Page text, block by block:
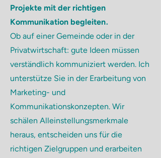
Projekte mit der richtigen
Kommunikation begleiten.
Ob auf einer Gemeinde oder in der
Privatwirtschaft: gute Ideen müssen
verständlich kommuniziert werden. Ich
unterstütze Sie in der Erarbeitung von
Marketing- und
Kommunikationskonzepten. Wir
schälen Alleinstellungsmerkmale
heraus, entscheiden uns für die
richtigen Zielgruppen und erarbeiten